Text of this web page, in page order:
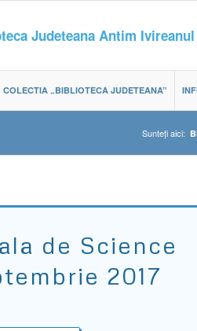
COLECTIA „BIBLIOTECA JUDETEANA”
Sunteți aici:
de Science
2017